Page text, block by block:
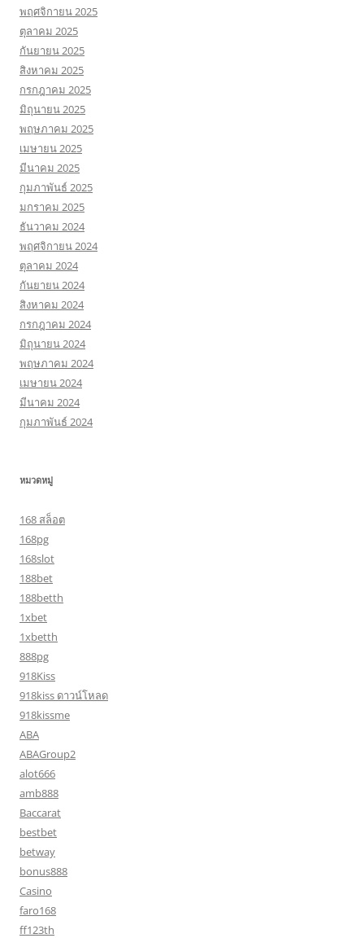
พฤศจิกายน 2025
ตุลาคม 2025
กันยายน 2025
สิงหาคม 2025
กรกฎาคม 2025
มิถุนายน 2025
พฤษภาคม 2025
เมษายน 2025
มีนาคม 2025
กุมภาพันธ์ 2025
มกราคม 2025
ธันวาคม 2024
พฤศจิกายน 2024
ตุลาคม 2024
กันยายน 2024
สิงหาคม 2024
กรกฎาคม 2024
มิถุนายน 2024
พฤษภาคม 2024
เมษายน 2024
มีนาคม 2024
กุมภาพันธ์ 2024
หมวดหมู่
168 สล็อต
168pg
168slot
188bet
188betth
1xbet
1xbetth
888pg
918Kiss
918kiss ดาวน์โหลด
918kissme
ABA
ABAGroup2
alot666
amb888
Baccarat
bestbet
betway
bonus888
Casino
faro168
ff123th